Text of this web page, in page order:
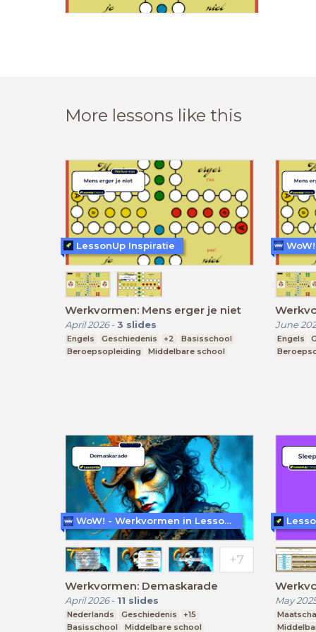
More lessons like this
Werkvormen: Mens erger je niet
April 2026- 3 slides
Engels Geschiedenis +2
Basisschool
Beroepsopleiding
Middelbare school
LessonUp Inspiratie
June
Engels
Werkvormen: Demaskarade
April 2026- 11 slides
Nederlands Geschiedenis
+15
Basisschool
Middelbare school
WoW! - Werkvormen in LessonUp
May